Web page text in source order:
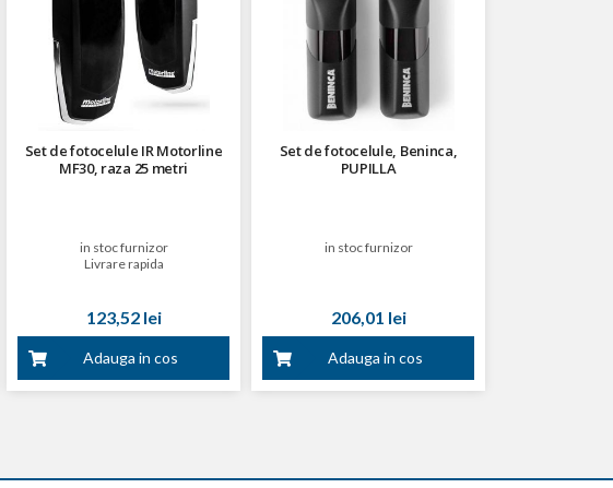
Set de fotocelule IR Motorline
MF30, raza 25 metri
in stoc furnizor
Livrare rapida
123,52 lei
Adauga in cos
Set de fotocelule, Beninca,
PUPILLA
in stoc furnizor
206,01 lei
Adauga in cos